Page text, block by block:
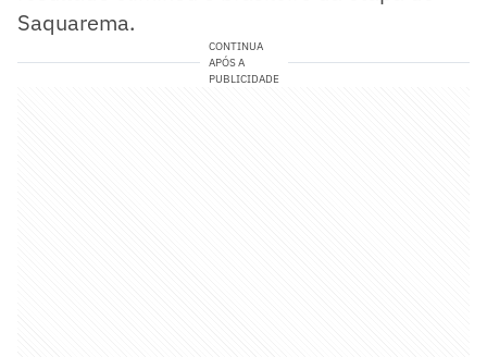
Saquarema.
CONTINUA
APÓS A
PUBLICIDADE